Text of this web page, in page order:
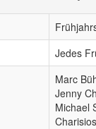
Jedes
Marc
Jenny
Michael